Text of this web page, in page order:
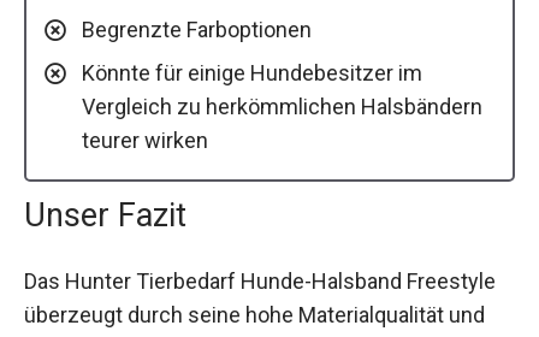
Begrenzte Farboptionen
Könnte für einige Hundebesitzer im
Vergleich zu herkömmlichen Halsbändern
teurer wirken
Unser Fazit
Das Hunter Tierbedarf Hunde-Halsband Freestyle
überzeugt durch seine hohe Materialqualität und